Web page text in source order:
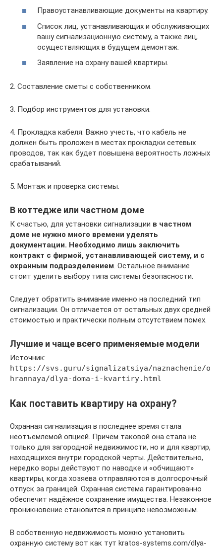
Правоустанавливающие документы на квартиру.
Список лиц, устанавливающих и обслуживающих
вашу сигнализационную систему, а также лиц,
осуществляющих в будущем демонтаж.
Заявление на охрану вашей квартиры.
2. Составление сметы с собственником.
3. Подбор инструментов для установки.
4. Прокладка кабеля. Важно учесть, что кабель не
должен быть проложен в местах прокладки сетевых
проводов, так как будет повышена вероятность ложных
срабатываний.
5. Монтаж и проверка системы.
В коттедже или частном доме
К счастью, для установки сигнализации в частном
доме не нужно много времени уделять
документации. Необходимо лишь заключить
контракт с фирмой, устанавливающей систему, и с
охранным подразделением. Остальное внимание
стоит уделить выбору типа системы безопасности.
Следует обратить внимание именно на последний тип
сигнализации. Он отличается от остальных двух средней
стоимостью и практически полным отсутствием помех.
Лучшие и чаще всего применяемые модели
Источник:
https://svs.guru/signalizatsiya/naznachenie/o
hrannaya/dlya-doma-i-kvartiry.html
Как поставить квартиру на охрану?
Охранная сигнализация в последнее время стала
неотъемлемой опцией. Причём таковой она стала не
только для загородной недвижимости, но и для квартир,
находящихся внутри городской черты. Действительно,
нередко воры действуют по наводке и «обчищают»
квартиры, когда хозяева отправляются в долгосрочный
отпуск за границей. Охранная система гарантированно
обеспечит надёжное сохранение имущества. Незаконное
проникновение становится в принципе невозможным.
В собственную недвижимость можно установить
охранную систему вот как тут kratos-systems.com/dlya-